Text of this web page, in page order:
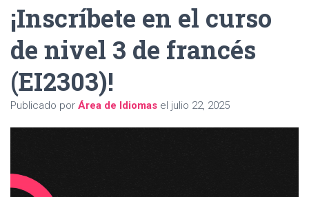
¡Inscríbete en el curso
de nivel 3 de francés
(EI2303)!
Publicado por Área de Idiomas el julio 22, 2025